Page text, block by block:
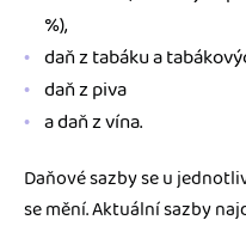
%),
daň z tabáku a
daň z piva
a daň z vína.
Daňové sazby se u
se mění. Aktuální sazby